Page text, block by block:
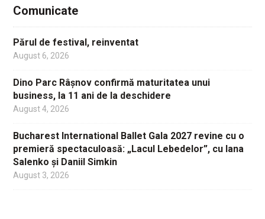
Comunicate
Părul de festival, reinventat
August 6, 2026
Dino Parc Râșnov confirmă maturitatea unui
business, la 11 ani de la deschidere
August 4, 2026
Bucharest International Ballet Gala 2027 revine cu o
premieră spectaculoasă: „Lacul Lebedelor”, cu Iana
Salenko și Daniil Simkin
August 3, 2026